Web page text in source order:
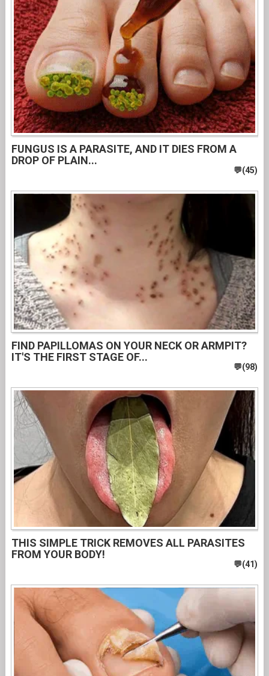
FUNGUS IS A PARASITE, AND IT DIES FROM A
DROP OF PLAIN...
FIND PAPILLOMAS ON YOUR NECK OR ARMPIT?
IT'S THE FIRST STAGE OF...
THIS SIMPLE TRICK REMOVES ALL PARASITES
FROM YOUR BODY!